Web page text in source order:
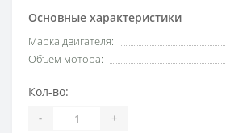
Основные характеристики
Марка двигателя:
Объем мотора:
Кол-во:
- +